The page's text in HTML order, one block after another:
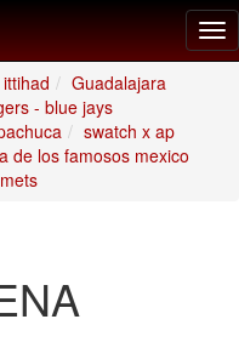
Guadalajara
- blue jays
swatch x ap
de los famosos mexico